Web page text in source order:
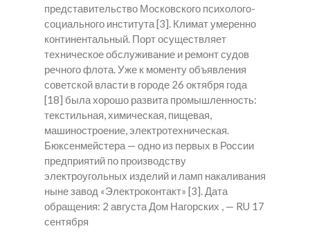
представительство Московского психолого-
социального института [3]. Климат умеренно
континентальный. Порт осуществляет
техническое обслуживание и ремонт судов
речного флота. Уже к моменту объявления
советской власти в городе 26 октября года
[18] была хорошо развита промышленность:
текстильная, химическая, пищевая,
машиностроение, электротехническая.
Бюксенмейстера — одно из первых в России
предприятий по производству
электроугольных изделий и ламп накаливания
ныне завод «Электроконтакт» [3]. Дата
обращения: 2 августа Дом Нагорских , — RU 17
сентября